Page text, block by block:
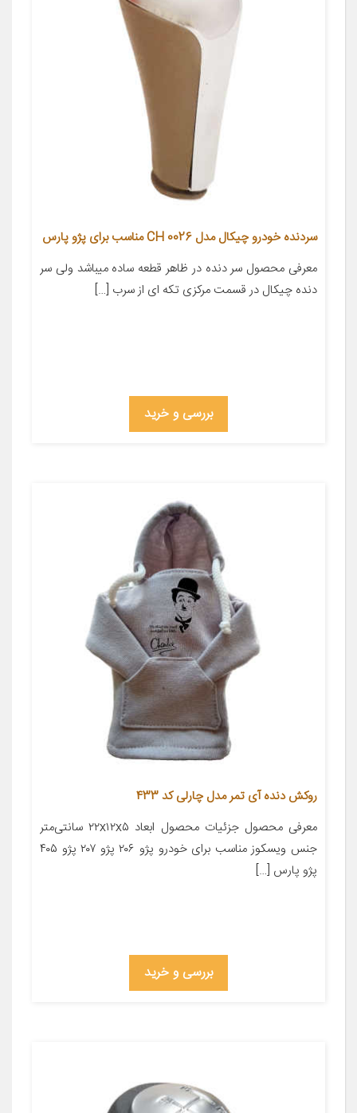
سردنده خودرو چیکال مدل CH 0026 مناسب برای پژو پارس
معرفی محصول سر دنده در ظاهر قطعه ساده میباشد ولی سر
دنده چیکال در قسمت مرکزی تکه ای از سرب […]
بررسی و خرید
روکش دنده آی تمر مدل چارلی کد 433
معرفی محصول جزئیات محصول ابعاد ۲۲x۱۲x۵ سانتی‌متر
جنس ویسکوز مناسب برای خودرو پژو ۲۰۶ پژو ۲۰۷ پژو ۴۰۵
پژو پارس […]
بررسی و خرید